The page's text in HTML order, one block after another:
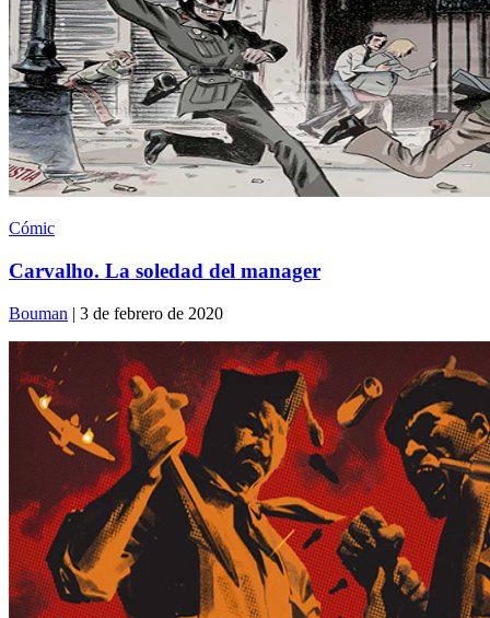
Cómic
Carvalho. La soledad del manager
Bouman | 3 de febrero de 2020